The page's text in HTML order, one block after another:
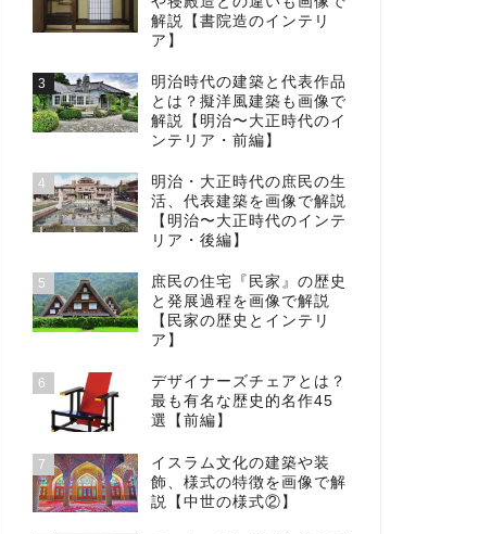
解説【書院造のインテリ
ア】
3
明治時代の建築と代表作品
とは？擬洋風建築も画像で
解説【明治〜大正時代のイ
ンテリア・前編】
4
明治・大正時代の庶民の生
活、代表建築を画像で解説
【明治〜大正時代のインテ
リア・後編】
5
庶民の住宅『民家』の歴史
と発展過程を画像で解説
【民家の歴史とインテリ
ア】
6
デザイナーズチェアとは？
最も有名な歴史的名作45
選【前編】
7
イスラム文化の建築や装
飾、様式の特徴を画像で解
説【中世の様式②】